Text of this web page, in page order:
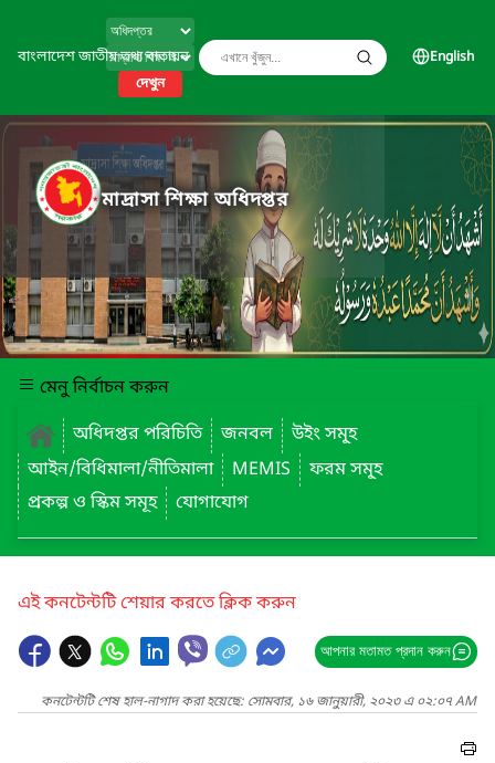
বাংলাদেশ জাতীয় তথ্য বাতায়ন
দেখুন
English
মাদ্রাসা শিক্ষা অধিদপ্তর
মেনু নির্বাচন করুন
অধিদপ্তর পরিচিতি
জনবল
উইং সমূ্হ
আইন/বিধিমালা/নীতিমালা
MEMIS
ফরম সমূ্হ
প্রকল্প ও স্কিম সমূহ
যোগাযোগ
এই কনটেন্টটি শেয়ার করতে ক্লিক করুন
আপনার মতামত প্রদান করুন
কনটেন্টটি শেষ হাল-নাগাদ করা হয়েছে: সোমবার, ১৬ জানুয়ারী, ২০২৩ এ ০২:০৭ AM